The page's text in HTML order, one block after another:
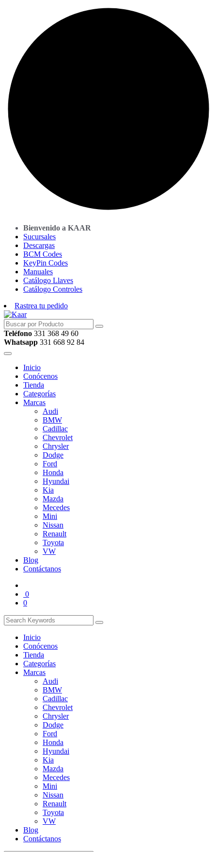
Bienvenido a KAAR
Sucursales
Descargas
BCM Codes
KeyPin Codes
Manuales
Catálogo Llaves
Catálogo Controles
Rastrea tu pedido
Teléfono 331 368 49 60
Whatsapp 331 668 92 84
Inicio
Conócenos
Tienda
Categorías
Marcas
Audi
BMW
Cadillac
Chevrolet
Chrysler
Dodge
Ford
Honda
Hyundai
Kia
Mazda
Mecedes
Mini
Nissan
Renault
Toyota
VW
Blog
Contáctanos
0
0
Inicio
Conócenos
Tienda
Categorías
Marcas
Audi
BMW
Cadillac
Chevrolet
Chrysler
Dodge
Ford
Honda
Hyundai
Kia
Mazda
Mecedes
Mini
Nissan
Renault
Toyota
VW
Blog
Contáctanos